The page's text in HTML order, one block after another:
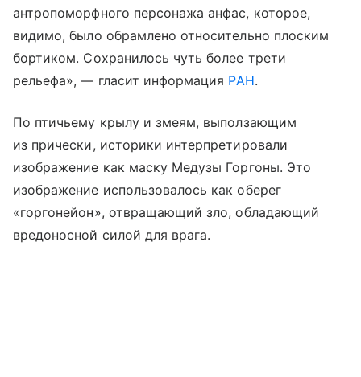
антропоморфного персонажа анфас, которое,
видимо, было обрамлено относительно плоским
бортиком. Сохранилось чуть более трети
рельефа», — гласит информация РАН.
По птичьему крылу и змеям, выползающим
из прически, историки интерпретировали
изображение как маску Медузы Горгоны. Это
изображение использовалось как оберег
«горгонейон», отвращающий зло, обладающий
вредоносной силой для врага.